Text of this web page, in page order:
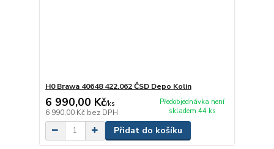
H0 Brawa 40648 422.062 ČSD Depo Kolin
6 990,00 Kč/ks
6 990,00 Kč bez DPH
Předobjednávka není
skladem 44 ks
Přidat do košíku